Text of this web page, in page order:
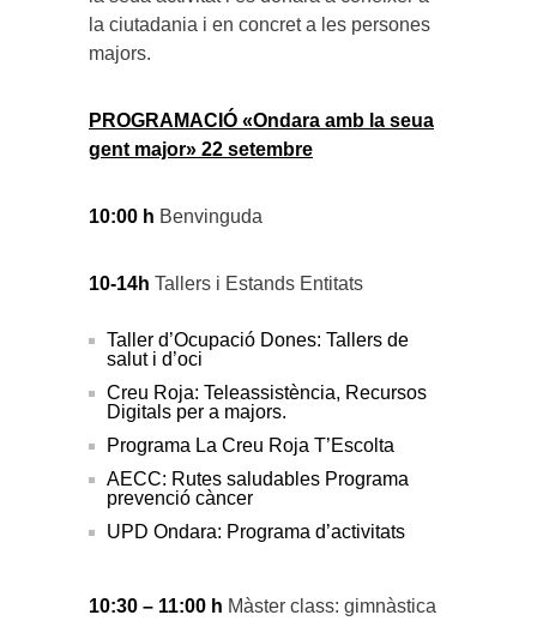
la ciutadania i en concret a les persones
majors.
PROGRAMACIÓ «Ondara amb la seua
gent major» 22 setembre
10:00 h Benvinguda
10-14h Tallers i Estands Entitats
Taller d’Ocupació Dones: Tallers de
salut i d’oci
Creu Roja: Teleassistència, Recursos
Digitals per a majors.
Programa La Creu Roja T’Escolta
AECC: Rutes saludables Programa
prevenció càncer
UPD Ondara: Programa d’activitats
10:30 – 11:00 h Màster class: gimnàstica